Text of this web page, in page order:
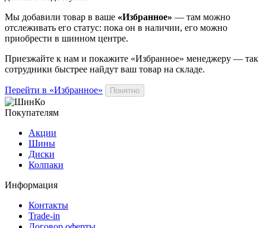
Мы добавили товар в ваше «Избранное» — там можно
отслеживать его статус: пока он в наличии, его можно
приобрести в шинном центре.
Приезжайте к нам и покажите «Избранное» менеджеру — так
сотрудники быстрее найдут ваш товар на складе.
Перейти в «Избранное» Понятно
Покупателям
Акции
Шины
Диски
Колпаки
Информация
Контакты
Trade-in